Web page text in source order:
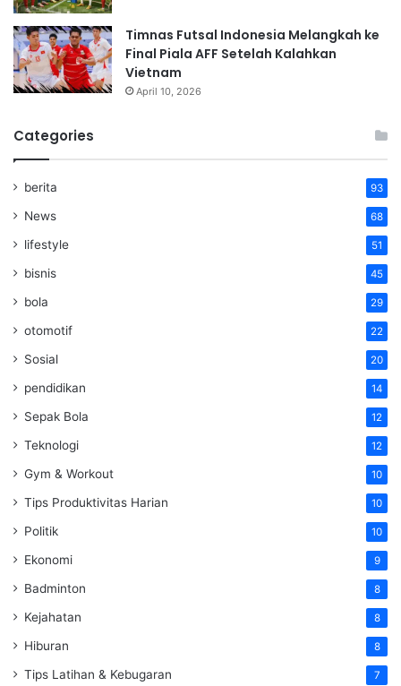
Timnas Futsal Indonesia Melangkah ke
Final Piala AFF Setelah Kalahkan
Vietnam
April 10, 2026
Categories
berita 93
News 68
lifestyle 51
bisnis 45
bola 29
otomotif 22
Sosial 20
pendidikan 14
Sepak Bola 12
Teknologi 12
Gym & Workout 10
Tips Produktivitas Harian 10
Politik 10
Ekonomi 9
Badminton 8
Kejahatan 8
Hiburan 8
Tips Latihan & Kebugaran 7